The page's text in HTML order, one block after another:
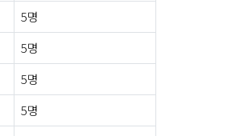
5명
5명
5명
5명